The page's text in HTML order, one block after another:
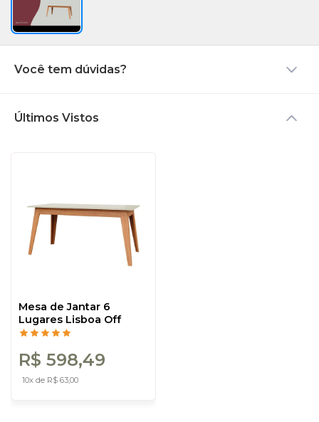
Você tem dúvidas?
Últimos Vistos
Mesa de Jantar 6
Lugares Lisboa Off
White/Freijó - Dalla
R$ 598,49
10x de R$ 63,00